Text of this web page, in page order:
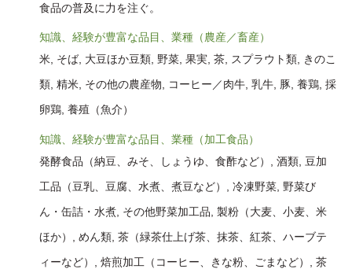
食品の普及に力を注ぐ。
知識、経験が豊富な品目、業種（農産／畜産）
米, そば, 大豆ほか豆類, 野菜, 果実, 茶, スプラウト類, きのこ
類, 精米, その他の農産物, コーヒー／肉牛, 乳牛, 豚, 養鶏, 採
卵鶏, 養殖（魚介）
知識、経験が豊富な品目、業種（加工食品）
発酵食品（納豆、みそ、しょうゆ、食酢など）, 酒類, 豆加
工品（豆乳、豆腐、水煮、煮豆など）, 冷凍野菜, 野菜び
ん・缶詰・水煮, その他野菜加工品, 製粉（大麦、小麦、米
ほか）, めん類, 茶（緑茶仕上げ茶、抹茶、紅茶、ハーブテ
ィーなど）, 焙煎加工（コーヒー、きな粉、ごまなど）, 茶